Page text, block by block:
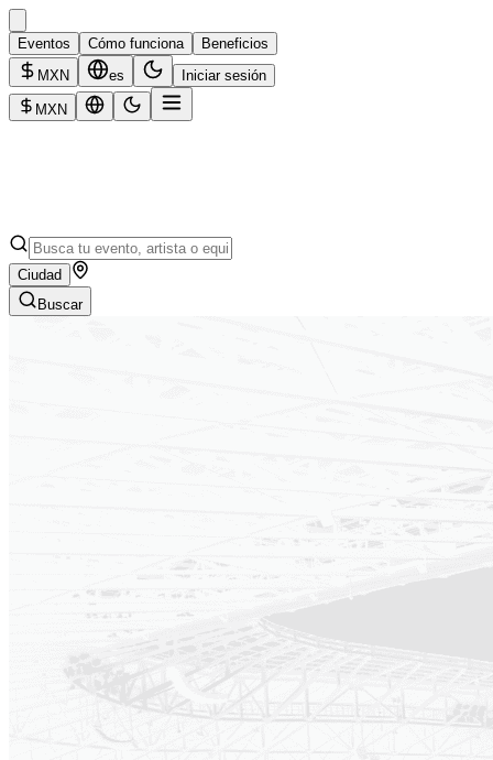
Eventos Cómo funciona
Beneficios
MXN
es Iniciar sesión
MXN
Ciudad
Buscar